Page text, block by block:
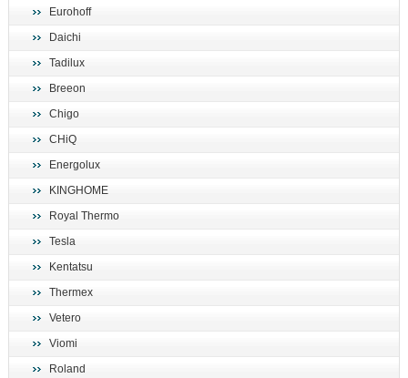
Eurohoff
Daichi
Tadilux
Breeon
Chigo
CHiQ
Energolux
KINGHOME
Royal Thermo
Tesla
Kentatsu
Thermex
Vetero
Viomi
Roland